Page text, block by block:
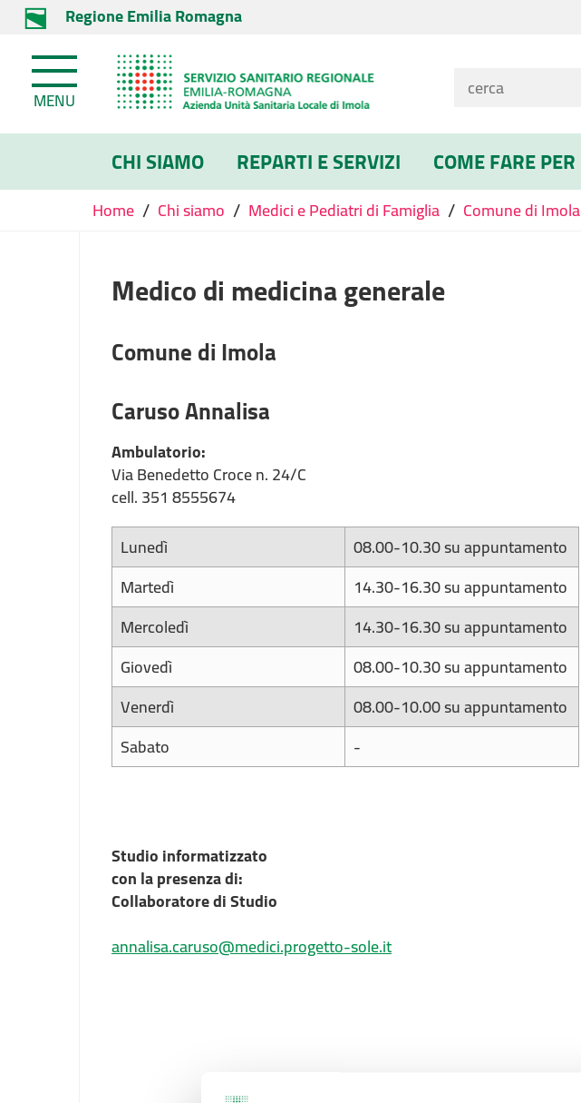
Regione Emilia Romagna
MENU
CHI SIAMO REPARTI E SERVIZI COME FARE PER
Home / Chi siamo / Medici e Pediatri di Famiglia / Comune di Imola
Medico di medicina generale
Comune di Imola
Caruso Annalisa
Ambulatorio:
Via Benedetto Croce n. 24/C
cell. 351 8555674
Lunedì
08.00-10.30 su appuntamento
Martedì
14.30-16.30 su appuntamento
Mercoledì
14.30-16.30 su appuntamento
Giovedì
08.00-10.30 su appuntamento
Venerdì
08.00-10.00 su appuntamento
Sabato
-
Studio informatizzato
con la presenza di:
Collaboratore di Studio
annalisa.caruso@medici.progetto-sole.it